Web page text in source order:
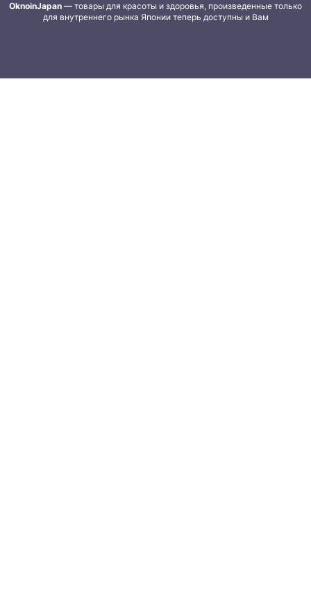
OknoinJapan — товары для красоты и здоровья, произведенные только
для внутреннего рынка Японии теперь доступны и Вам